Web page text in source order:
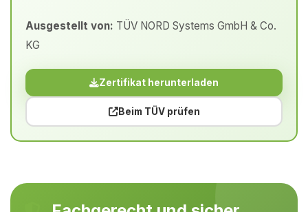
Ausgestellt von: TÜV NORD Systems GmbH & Co.
KG
Zertifikat herunterladen
Beim TÜV prüfen